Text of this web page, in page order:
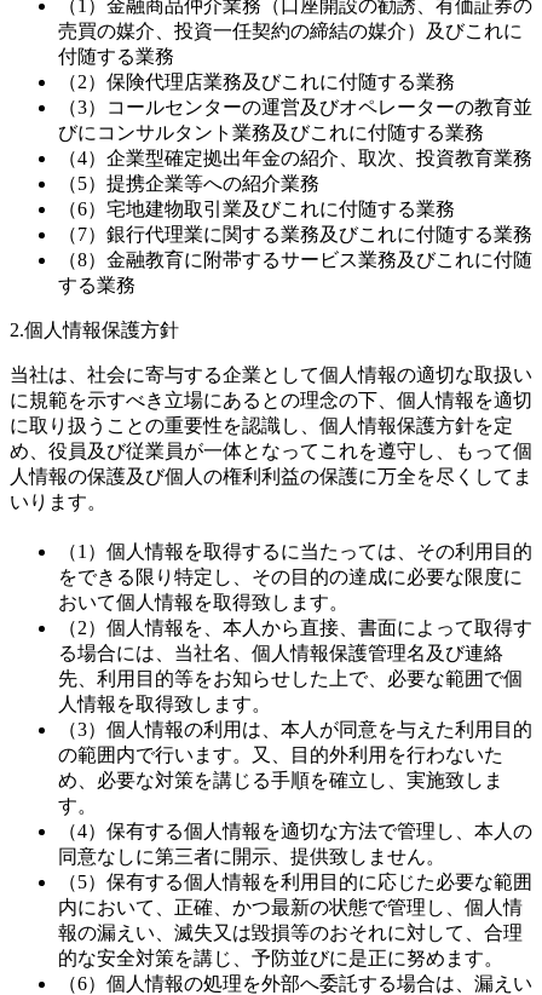
（1）金融商品仲介業務（口座開設の勧誘、有価証券の
売買の媒介、投資一任契約の締結の媒介）及びこれに
付随する業務
（2）保険代理店業務及びこれに付随する業務
（3）コールセンターの運営及びオペレーターの教育並
びにコンサルタント業務及びこれに付随する業務
（4）企業型確定拠出年金の紹介、取次、投資教育業務
（5）提携企業等への紹介業務
（6）宅地建物取引業及びこれに付随する業務
（7）銀行代理業に関する業務及びこれに付随する業務
（8）金融教育に附帯するサービス業務及びこれに付随
する業務
2.個人情報保護方針
当社は、社会に寄与する企業として個人情報の適切な取扱い
に規範を示すべき立場にあるとの理念の下、個人情報を適切
に取り扱うことの重要性を認識し、個人情報保護方針を定
め、役員及び従業員が一体となってこれを遵守し、もって個
人情報の保護及び個人の権利利益の保護に万全を尽くしてま
いります。
（1）個人情報を取得するに当たっては、その利用目的
をできる限り特定し、その目的の達成に必要な限度に
おいて個人情報を取得致します。
（2）個人情報を、本人から直接、書面によって取得す
る場合には、当社名、個人情報保護管理名及び連絡
先、利用目的等をお知らせした上で、必要な範囲で個
人情報を取得致します。
（3）個人情報の利用は、本人が同意を与えた利用目的
の範囲内で行います。又、目的外利用を行わないた
め、必要な対策を講じる手順を確立し、実施致しま
す。
（4）保有する個人情報を適切な方法で管理し、本人の
同意なしに第三者に開示、提供致しません。
（5）保有する個人情報を利用目的に応じた必要な範囲
内において、正確、かつ最新の状態で管理し、個人情
報の漏えい、滅失又は毀損等のおそれに対して、合理
的な安全対策を講じ、予防並びに是正に努めます。
（6）個人情報の処理を外部へ委託する場合は、漏えい